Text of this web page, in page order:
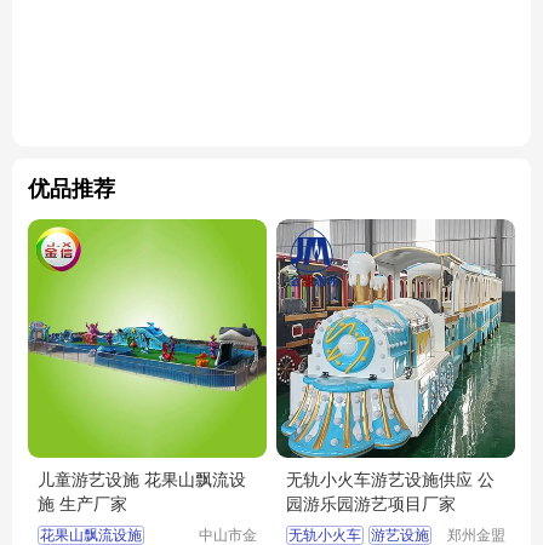
优品推荐
儿童游艺设施 花果山飘流设
施 生产厂家
花果山飘流设施
中山市金
无轨小火车游艺设施供应 公
园游乐园游艺项目厂家
无轨小火车 游艺设施
郑州金盟